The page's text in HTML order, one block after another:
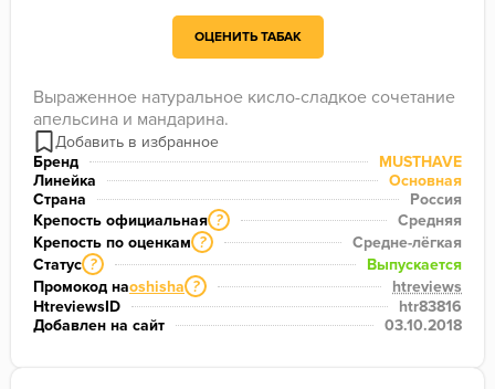
Выраженное натуральное кисло-сладкое сочетание
апельсина и мандарина.
Бренд
MUSTHAVE
Линейка
Основная
Страна
Россия
Крепость официальная ?
Средняя
Крепость по оценкам ?
Средне-лёгкая
Статус ?
Выпускается
Промокод наoshisha ?
htreviews
HtreviewsID
htr83816
Добавлен на сайт
03.10.2018
ОЦЕНИТЬ ТАБАК